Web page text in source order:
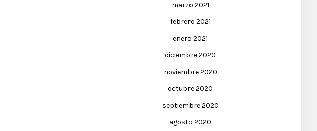
marzo 2021
febrero 2021
enero 2021
diciembre 2020
noviembre 2020
octubre 2020
septiembre 2020
agosto 2020